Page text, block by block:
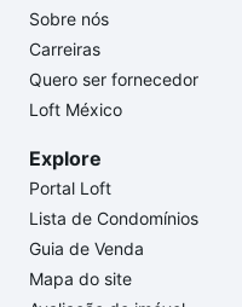
Sobre nós
Carreiras
Quero ser fornecedor
Loft México
Explore
Portal Loft
Lista de Condomínios
Guia de Venda
Mapa do site